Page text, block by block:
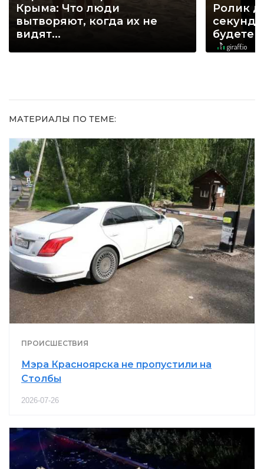
Крыма: Что люди
вытворяют, когда их не
видят...
Ролик
секунд,
будете
МАТЕРИАЛЫ ПО ТЕМЕ:
ПРОИСШЕСТВИЯ
Мэра Красноярска не пропустили на
Столбы
2026-07-26